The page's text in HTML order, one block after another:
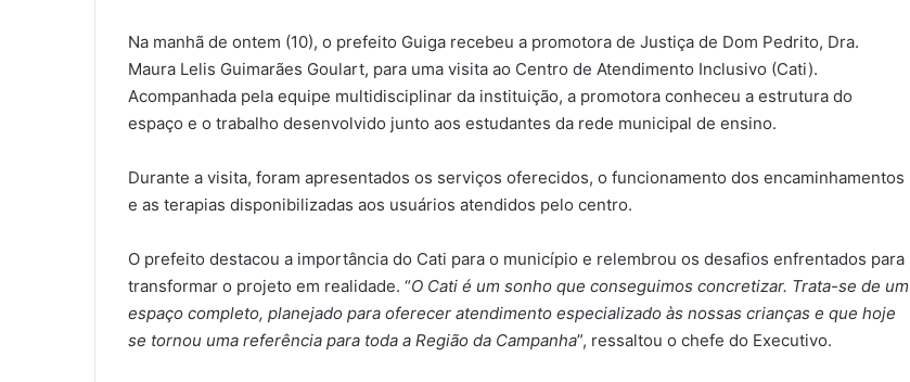
Na manhã de ontem (10), o prefeito Guiga recebeu a promotora de Justiça de Dom Pedrito, Dra.
Maura Lelis Guimarães Goulart, para uma visita ao Centro de Atendimento Inclusivo (Cati).
Acompanhada pela equipe multidisciplinar da instituição, a promotora conheceu a estrutura do
espaço e o trabalho desenvolvido junto aos estudantes da rede municipal de ensino.
Durante a visita, foram apresentados os serviços oferecidos, o funcionamento dos encaminhamentos
e as terapias disponibilizadas aos usuários atendidos pelo centro.
O prefeito destacou a importância do Cati para o município e relembrou os desafios enfrentados para
transformar o projeto em realidade. “O Cati é um sonho que conseguimos concretizar. Trata-se de um
espaço completo, planejado para oferecer atendimento especializado às nossas crianças e que hoje
se tornou uma referência para toda a Região da Campanha”, ressaltou o chefe do Executivo.